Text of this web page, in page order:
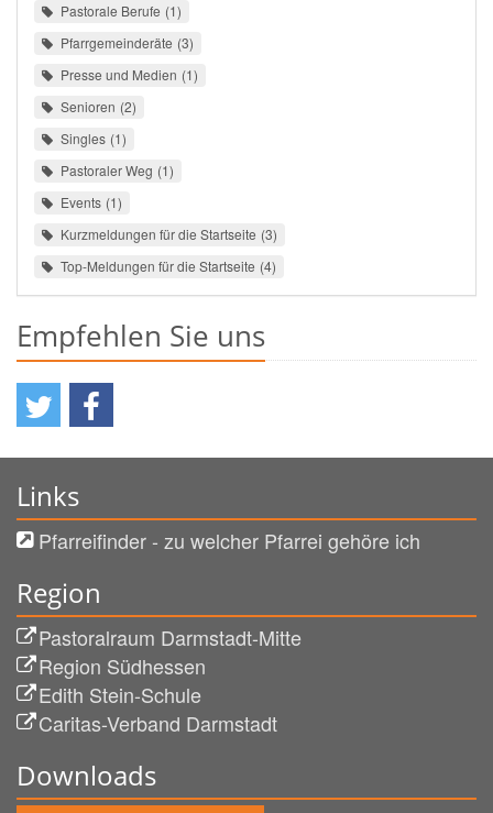
Pastorale Berufe 1
Pfarrgemeinderäte 3
Presse und Medien 1
Senioren 2
Singles 1
Pastoraler Weg 1
Events 1
Kurzmeldungen für die Startseite 3
Top-Meldungen für die Startseite 4
Empfehlen Sie uns
Links
Pfarreifinder - zu welcher Pfarrei gehöre ich
Region
Pastoralraum Darmstadt-Mitte
Region Südhessen
Edith Stein-Schule
Caritas-Verband Darmstadt
Downloads